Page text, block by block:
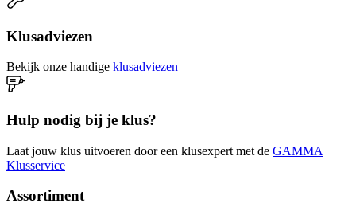
Klusadviezen
Bekijk onze handige klusadviezen
Hulp nodig bij je klus?
Laat jouw klus uitvoeren door een klusexpert met de GAMMA
Klusservice
Assortiment